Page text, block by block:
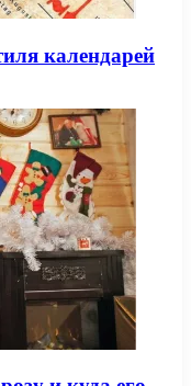
календарей